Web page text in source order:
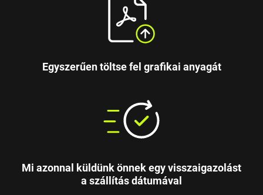
Egyszerűen töltse fel grafikai anyagát
Mi azonnal küldünk önnek egy visszaigazolást
a szállítás dátumával